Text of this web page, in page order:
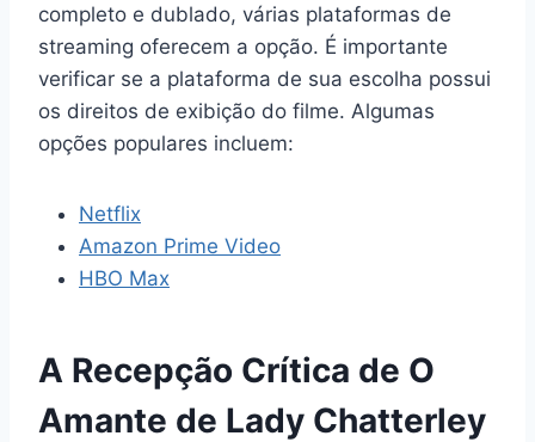
completo e dublado, várias plataformas de
streaming oferecem a opção. É importante
verificar se a plataforma de sua escolha possui
os direitos de exibição do filme. Algumas
opções populares incluem:
Netflix
Amazon Prime Video
HBO Max
A Recepção Crítica de O
Amante de Lady Chatterley